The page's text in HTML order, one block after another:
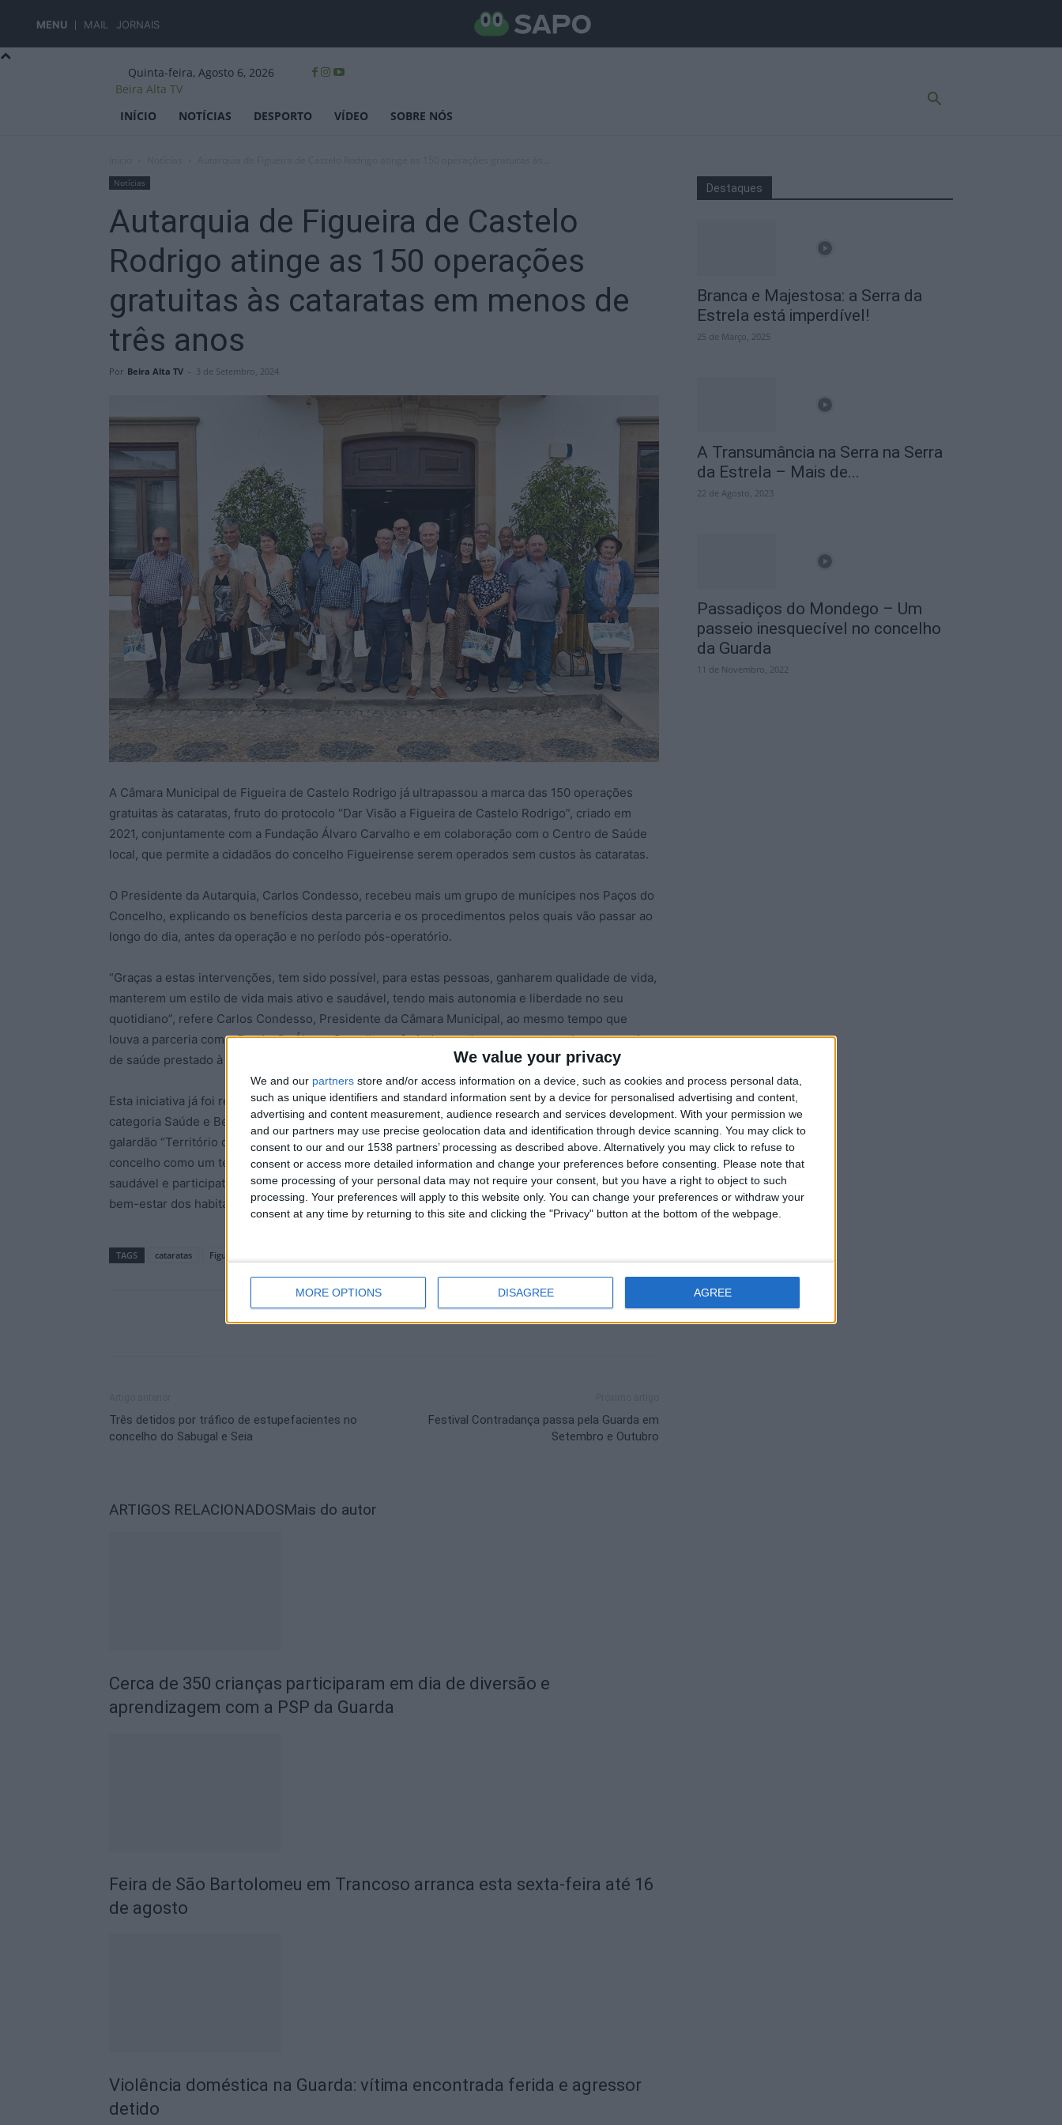
We value your privacy
We and our partners store and/or access information on a device, such as cookies and process personal data,
such as unique identifiers and standard information sent by a device for personalised advertising and content,
advertising and content measurement, audience research and services development. With your permission we
and our partners may use precise geolocation data and identification through device scanning. You may click to
consent to our and our 1538 partners’ processing as described above. Alternatively you may click to refuse to
consent or access more detailed information and change your preferences before consenting.
Please note that
some processing of your personal data may not require your consent, but you have a right to object to such
processing. Your preferences will apply to this website only. You can change your preferences or withdraw your
consent at any time by returning to this site and clicking the "Privacy" button at the bottom of the webpage.
MORE OPTIONS DISAGREE AGREE
MENU MAIL JORNAIS
Quinta-feira, Agosto 6, 2026
Beira Alta TV
INÍCIO
NOTÍCIAS DESPORTO VÍDEO SOBRE NÓS
Notícias
Autarquia de Figueira de Castelo
Rodrigo atinge as 150 operações
gratuitas às cataratas em menos de
três anos
Por Beira Alta TV - 3 de Setembro, 2024
A Câmara Municipal de Figueira de Castelo Rodrigo já ultrapassou a marca das 150 operações
gratuitas às cataratas, fruto do protocolo “Dar Visão a Figueira de Castelo Rodrigo”, criado em
2021, conjuntamente com a Fundação Álvaro Carvalho e em colaboração com o Centro de Saúde
local, que permite a cidadãos do concelho Figueirense serem operados sem custos às cataratas.
O Presidente da Autarquia, Carlos Condesso, recebeu mais um grupo de munícipes nos Paços do
Concelho, explicando os benefícios desta parceria e os procedimentos pelos quais vão passar ao
longo do dia, antes da operação e no período pós-operatório.
“Graças a estas intervenções, tem sido possível, para estas pessoas, ganharem qualidade de vida,
manterem um estilo de vida mais ativo e saudável, tendo mais autonomia e liberdade no seu
quotidiano”, refere Carlos Condesso, Presidente da Câmara Municipal, ao mesmo tempo que
louva a parceria com a Fundação Álvaro Carvalho, referindo que “sem este protocolo este serviço
de saúde prestado à população não seria possível”.
Esta iniciativa já foi reconhecida a nível nacional, tanto com o “Prémio Autarquia do Ano”, na
categoria Saúde e Bem-Estar, atribuído pelo Lisbon Awards Group e jornal Eco, como com o
galardão “Território da Longevidade”, entregue pela CCDRC à Câmara Municipal, reconhecendo o
concelho como um território que oferece as melhores condições para um envelhecimento seguro,
saudável e participativo dos seus cidadãos, numa melhoria contínua da qualidade de vida e do
bem-estar dos habitantes locais.
TAGS cataratas Figueira de Castelo Rodrigo
Três detidos por tráfico de estupefacientes no
concelho do Sabugal e Seia
Festival Contradança passa pela Guarda em
Setembro e Outubro
ARTIGOS RELACIONADOSMais do autor
Cerca de 350 crianças participaram em dia de diversão e
aprendizagem com a PSP da Guarda
Feira de São Bartolomeu em Trancoso arranca esta sexta-feira até 16
de agosto
Violência doméstica na Guarda: vítima encontrada ferida e agressor
detido
Destaques
Branca e Majestosa: a Serra da
Estrela está imperdível!
25 de Março, 2025
A Transumância na Serra na Serra
da Estrela – Mais de...
22 de Agosto, 2023
Passadiços do Mondego – Um
passeio inesquecível no concelho
da Guarda
11 de Novembro, 2022